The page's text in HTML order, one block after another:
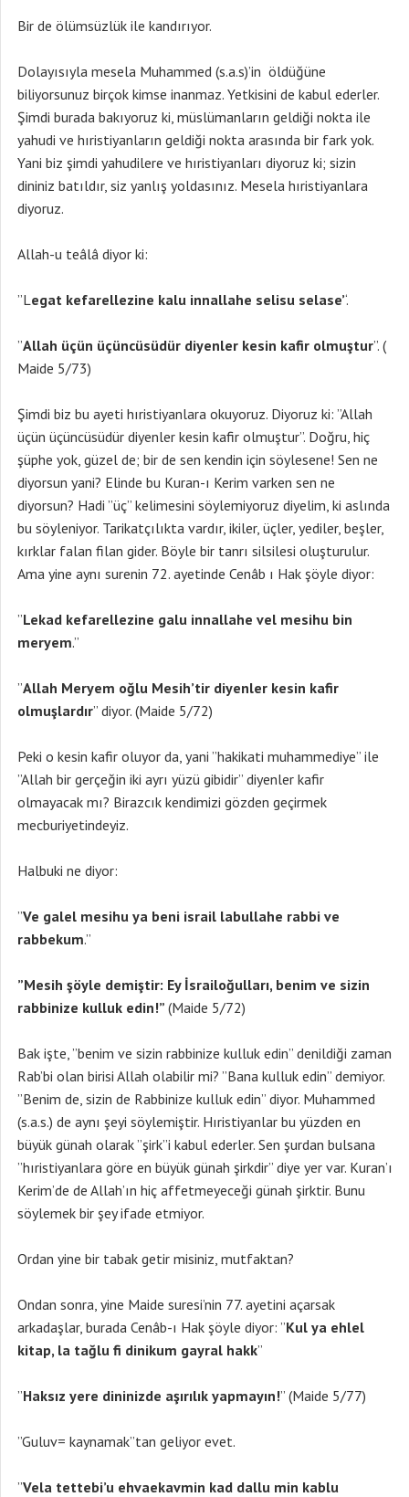
Bir de ölümsüzlük ile kandırıyor.
Dolayısıyla mesela Muhammed (s.a.s)’in öldüğüne
biliyorsunuz birçok kimse inanmaz. Yetkisini de kabul ederler.
Şimdi burada bakıyoruz ki, müslümanların geldiği nokta ile
yahudi ve hıristiyanların geldiği nokta arasında bir fark yok.
Yani biz şimdi yahudilere ve hıristiyanları diyoruz ki; sizin
dininiz batıldır, siz yanlış yoldasınız. Mesela hıristiyanlara
diyoruz.
Allah-u teâlâ diyor ki:
”Legat kefarellezine kalu innallahe selisu selase’‘.
”Allah üçün üçüncüsüdür diyenler kesin kafir olmuştur”. (
Maide 5/73)
Şimdi biz bu ayeti hıristiyanlara okuyoruz. Diyoruz ki: ”Allah
üçün üçüncüsüdür diyenler kesin kafir olmuştur”. Doğru, hiç
şüphe yok, güzel de; bir de sen kendin için söylesene! Sen ne
diyorsun yani? Elinde bu Kuran-ı Kerim varken sen ne
diyorsun? Hadi ”üç” kelimesini söylemiyoruz diyelim, ki aslında
bu söyleniyor. Tarikatçılıkta vardır, ikiler, üçler, yediler, beşler,
kırklar falan filan gider. Böyle bir tanrı silsilesi oluşturulur.
Ama yine aynı surenin 72. ayetinde Cenâb ı Hak şöyle diyor:
”Lekad kefarellezine galu innallahe vel mesihu bin
meryem.”
”Allah Meryem oğlu Mesih’tir diyenler kesin kafir
olmuşlardır” diyor. (Maide 5/72)
Peki o kesin kafir oluyor da, yani ”hakikati muhammediye” ile
”Allah bir gerçeğin iki ayrı yüzü gibidir” diyenler kafir
olmayacak mı? Birazcık kendimizi gözden geçirmek
mecburiyetindeyiz.
Halbuki ne diyor:
”Ve galel mesihu ya beni israil labullahe rabbi ve
rabbekum.”
”Mesih şöyle demiştir: Ey İsrailoğulları, benim ve sizin
rabbinize kulluk edin!” (Maide 5/72)
Bak işte, ”benim ve sizin rabbinize kulluk edin” denildiği zaman
Rab’bi olan birisi Allah olabilir mi? ”Bana kulluk edin” demiyor.
”Benim de, sizin de Rabbinize kulluk edin” diyor. Muhammed
(s.a.s.) de aynı şeyi söylemiştir. Hıristiyanlar bu yüzden en
büyük günah olarak ”şirk”i kabul ederler. Sen şurdan bulsana
”hıristiyanlara göre en büyük günah şirkdir” diye yer var. Kuran’ı
Kerim’de de Allah’ın hiç affetmeyeceği günah şirktir. Bunu
söylemek bir şey ifade etmiyor.
Ordan yine bir tabak getir misiniz, mutfaktan?
Ondan sonra, yine Maide suresi’nin 77. ayetini açarsak
arkadaşlar, burada Cenâb-ı Hak şöyle diyor: ”Kul ya ehlel
kitap, la tağlu fi dinikum gayral hakk”
”Haksız yere dininizde aşırılık yapmayın!” (Maide 5/77)
”Guluv= kaynamak”tan geliyor evet.
”Vela tettebi’u ehvaekavmin kad dallu min kablu